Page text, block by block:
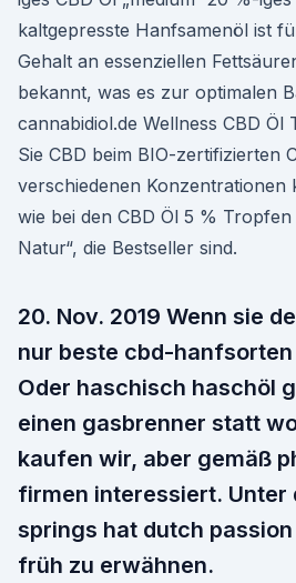
kaltgepresste Hanfsamenöl ist
Gehalt an essenziellen
bekannt, was es zur optimalen
cannabidiol.de Wellness CBD
Sie CBD beim BIO-zertifizierten
verschiedenen Konzentrationen
wie bei den CBD Öl 5 %
Natur“, die Bestseller sind.
20. Nov. 2019 Wenn sie
nur beste cbd-
Oder haschisch haschöl
einen gasbrenner statt
kaufen wir, aber gemäß
firmen interessiert. Unter
springs hat dutch
früh zu erwähnen.